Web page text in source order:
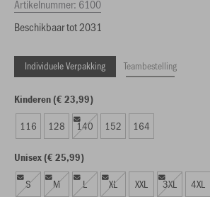
Artikelnummer: 6100
Beschikbaar tot 2031
Individuele Verpakking Teambestelling
Kinderen (€ 23,99)
116 128 140 152 164
Unisex (€ 25,99)
S M L XL XXL 3XL 4XL